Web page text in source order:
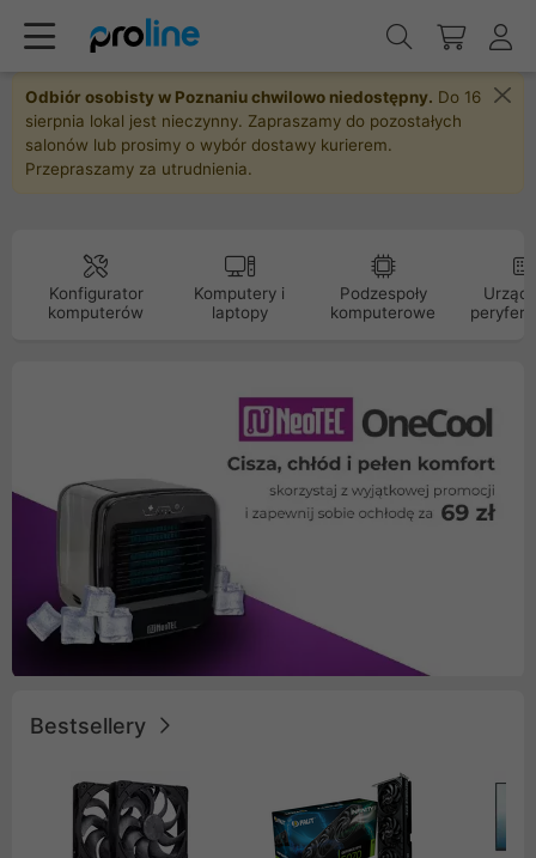
Odbiór osobisty w Poznaniu chwilowo niedostępny. Do 16
sierpnia lokal jest nieczynny. Zapraszamy do pozostałych
salonów lub prosimy o wybór dostawy kurierem.
Przepraszamy za utrudnienia.
Konfigurator
komputerów
Komputery i
laptopy
Podzespoły
komputerowe
Bestsellery